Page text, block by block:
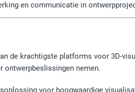
en communicatie in
de krachtigste platforms voor 3D-
ontwerpbeslissingen nemen.
voor hoogwaardige